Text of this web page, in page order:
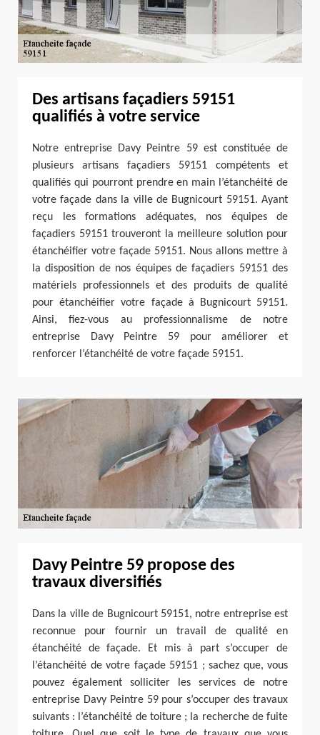
Des artisans façadiers 59151
qualifiés à votre service
Notre entreprise Davy Peintre 59 est constituée de
plusieurs artisans façadiers 59151 compétents et
qualifiés qui pourront prendre en main l’étanchéité de
votre façade dans la ville de Bugnicourt 59151. Ayant
reçu les formations adéquates, nos équipes de
façadiers 59151 trouveront la meilleure solution pour
étanchéifier votre façade 59151. Nous allons mettre à
la disposition de nos équipes de façadiers 59151 des
matériels professionnels et des produits de qualité
pour étanchéifier votre façade à Bugnicourt 59151.
Ainsi, fiez-vous au professionnalisme de notre
entreprise Davy Peintre 59 pour améliorer et
renforcer l’étanchéité de votre façade 59151.
Davy Peintre 59 propose des
travaux diversifiés
Dans la ville de Bugnicourt 59151, notre entreprise est
reconnue pour fournir un travail de qualité en
étanchéité de façade. Et mis à part s’occuper de
l’étanchéité de votre façade 59151 ; sachez que, vous
pouvez également solliciter les services de notre
entreprise Davy Peintre 59 pour s’occuper des travaux
suivants : l’étanchéité de toiture ; la recherche de fuite